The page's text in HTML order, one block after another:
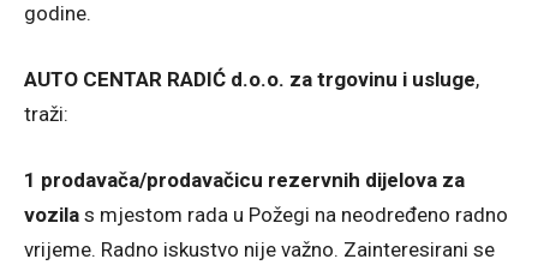
godine.
AUTO CENTAR RADIĆ d.o.o. za trgovinu i usluge,
traži:
1 prodavača/prodavačicu rezervnih dijelova za
vozila s mjestom rada u Požegi na neodređeno radno
vrijeme. Radno iskustvo nije važno. Zainteresirani se